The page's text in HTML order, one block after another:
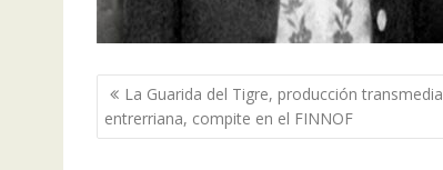
Navegación
de
entradas
La Guarida del Tigre, producción transmedia
entrerriana, compite en el FINNOF